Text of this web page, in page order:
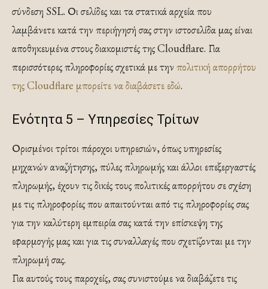
σύνδεση SSL. Οι σελίδες και τα στατικά αρχεία που
λαμβάνετε κατά την περιήγησή σας στην ιστοσελίδα μας είναι
αποθηκευμένα στους διακομιστές της Cloudflare. Για
περισσότερες πληροφορίες σχετικά με την πολιτική απορρήτου
της Cloudflare μπορείτε να διαβάσετε εδώ.
Ενότητα 5 – Υπηρεσίες Τρίτων
Ορισμένοι τρίτοι πάροχοι υπηρεσιών, όπως υπηρεσίες
μηχανών αναζήτησης, πύλες πληρωμής και άλλοι επεξεργαστές
πληρωμής, έχουν τις δικές τους πολιτικές απορρήτου σε σχέση
με τις πληροφορίες που απαιτούνται από τις πληροφορίες σας
για την καλύτερη εμπειρία σας κατά την επίσκεψη της
εφαρμογής μας και για τις συναλλαγές που σχετίζονται με την
πληρωμή σας.
Για αυτούς τους παροχείς, σας συνιστούμε να διαβάζετε τις